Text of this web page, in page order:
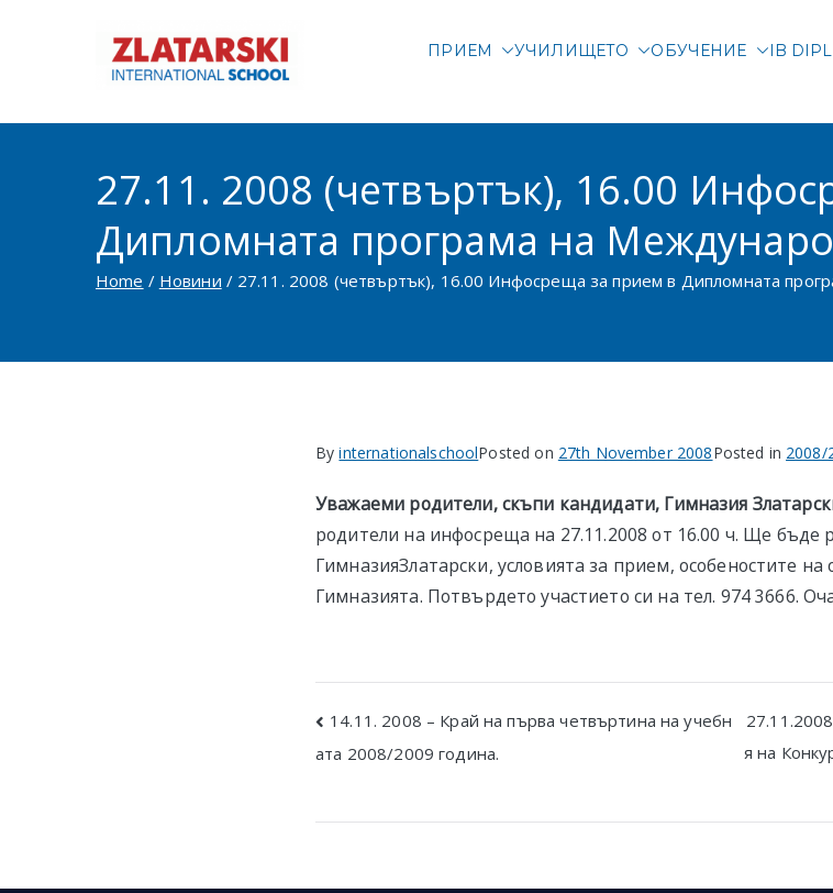
Международно
ПРИЕМ УЧИЛИЩЕТО ОБУЧЕНИЕ IB
27.11. 2008 (четвъртък), 16.00
Дипломната програма на
Home Новини 27.11. 2008 (четвъртък), 16.00 Инфосреща за прием в Дипломната
ByinternationalschoolPosted on 27th November 2008Posted in 2008/
Уважаеми родители, скъпи кандидати, Гимназия
родители на инфосреща на 27.11.2008 от 16.00 ч. Ще бъде
ГимназияЗлатарски, условията за прием, особеностите
Гимназията. Потвърдето участието си на тел. 974 3666.
Post
navigation
14.11. 2008 – Край на първа четвъртина на учебн
ата 2008/2009 година.
я на